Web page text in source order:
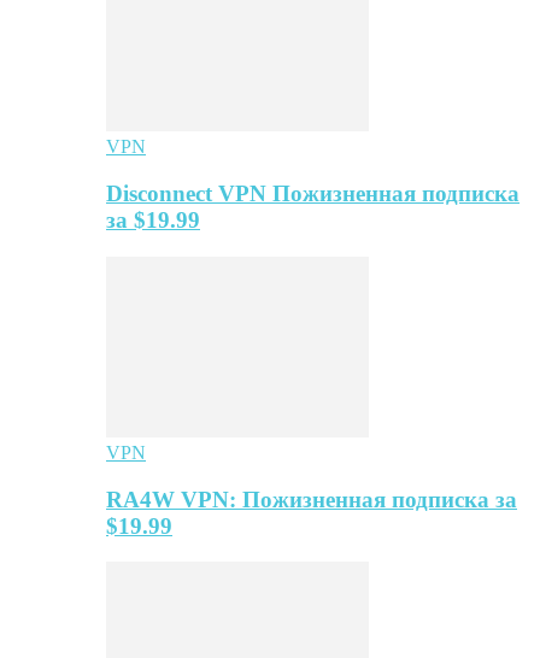
VPN
Disconnect VPN Пожизненная подписка
за $19.99
VPN
RA4W VPN: Пожизненная подписка за
$19.99